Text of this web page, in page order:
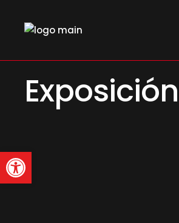
content
Abrir barra de